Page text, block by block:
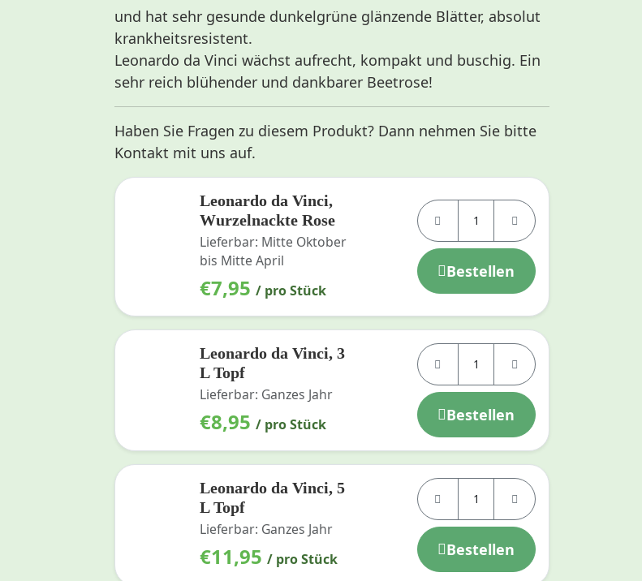
und hat sehr gesunde dunkelgrüne glänzende Blätter, absolut
krankheitsresistent.
Leonardo da Vinci wächst aufrecht, kompakt und buschig. Ein
sehr reich blühender und dankbarer Beetrose!
Haben Sie Fragen zu diesem Produkt? Dann nehmen Sie bitte
Kontakt mit uns auf.
Leonardo da Vinci,
Wurzelnackte Rose
Lieferbar: Mitte Oktober
bis Mitte April
€7,95 / pro Stück
Bestellen
Leonardo da Vinci, 3
L Topf
Lieferbar: Ganzes Jahr
€8,95 / pro Stück
Bestellen
Leonardo da Vinci, 5
L Topf
Lieferbar: Ganzes Jahr
€11,95 / pro Stück
Bestellen